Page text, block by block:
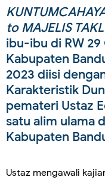
to MAJELIS
ibu-ibu di RW
Kabupaten
2023 diisi
Karakteristik
pemateri Ustaz
satu alim ulama
Kabupaten
Ustaz mengawali